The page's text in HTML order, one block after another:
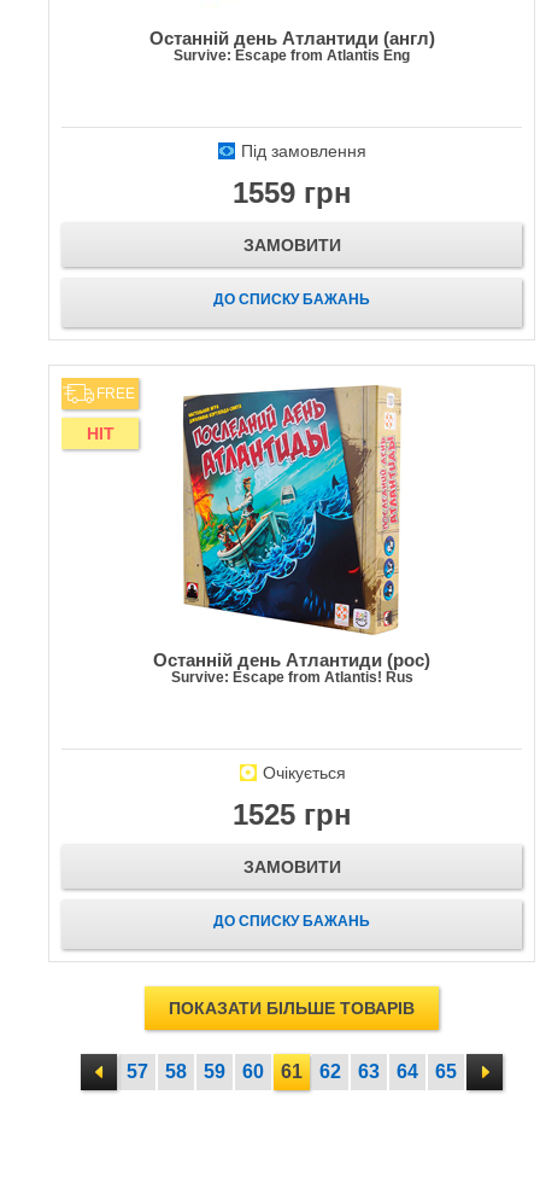
Останній день Атлантиди (англ)
Survive: Escape from Atlantis Eng
Під замовлення
1559 грн
ЗАМОВИТИ
ДО СПИСКУ БАЖАНЬ
FREE
HIT
Останній день Атлантиди (рос)
Survive: Escape from Atlantis! Rus
Очікується
1525 грн
ЗАМОВИТИ
ДО СПИСКУ БАЖАНЬ
ПОКАЗАТИ БІЛЬШЕ ТОВАРІВ
57 58 59 60 61 62 63 64 65